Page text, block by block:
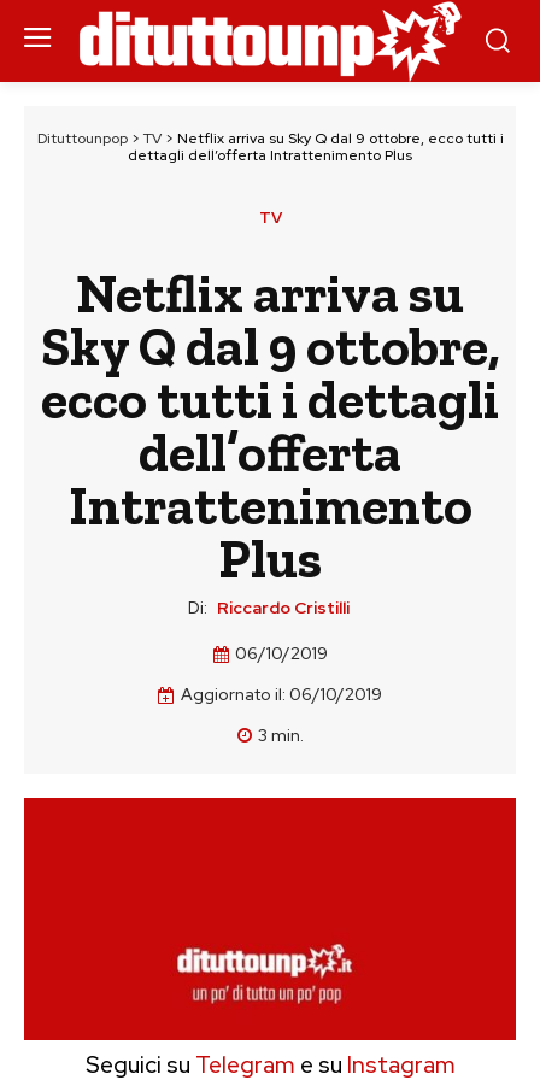
Dituttounpop> TV> Netflix arriva su Sky Q dal 9 ottobre, ecco tutti i
dettagli dell’offerta Intrattenimento Plus
TV
Netflix arriva su
Sky Q dal 9 ottobre,
ecco tutti i dettagli
dell’offerta
Intrattenimento
Plus
Di: Riccardo Cristilli
06/10/2019
Aggiornato il: 06/10/2019
3 min.
Seguici su Telegram e su Instagram